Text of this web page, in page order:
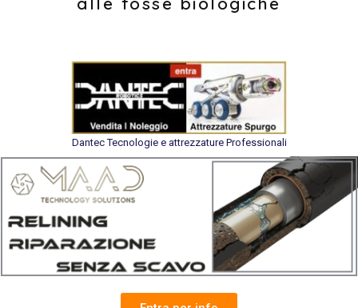
Dantec Tecnologie e attrezzature Professionali